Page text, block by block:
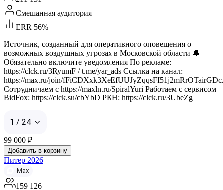
Смешанная аудитория
ERR 56%
Источник, созданный для оперативного оповещения о
возможных воздушных угрозах в Московской области 🔔
Обязательно включите уведомления По рекламе:
https://clck.ru/3RyumF / t.me/yar_ads Ссылка на канал:
https://max.ru/join/
Сотрудничаем с https://maxln.ru/SpiralYuri Работаем с сервисом
BidFox: https://clck.su/cbYbD РКН: https://clck.ru/3UbeZg
1 / 24
99 000 ₽
Добавить в корзину
Питер 2026
Max
159 126